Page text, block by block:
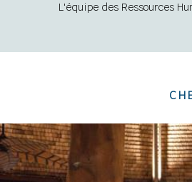
L'équipe des Ressources